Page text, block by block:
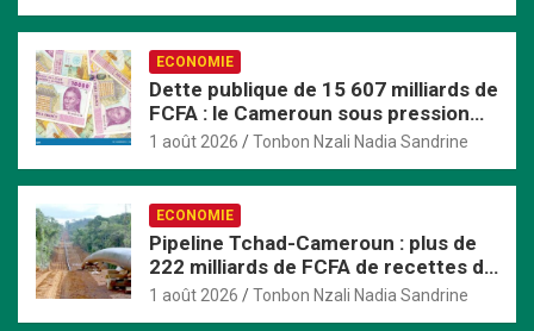
ECONOMIE
Dette publique de 15 607 milliards de
FCFA : le Cameroun sous pression
face au durcissement de ses
1 août 2026 Tonbon Nzali Nadia Sandrine
ECONOMIE
Pipeline Tchad-Cameroun : plus de
222 milliards de FCFA de recettes de
transit pour le Cameroun en six ans
1 août 2026 Tonbon Nzali Nadia Sandrine